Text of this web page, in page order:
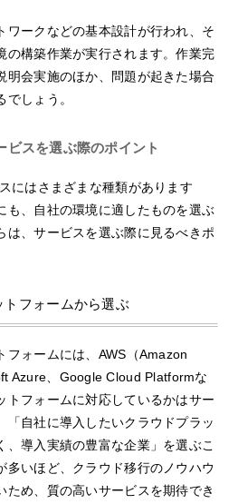
ワークなどの基本設計が行われ、そ
の構築作業が実行されます。作業完
明会実施のほか、問題が起きた場合
しょう。
ビスを選ぶ際のポイント
にはさまざまな種類があります
も、自社の環境に適したものを選ぶ
は、サービスを選ぶ際に見るべきポ
フォームから選ぶ
フォームには、AWS（Amazon
Azure、Google Cloud Platformな
トフォームに対応しているかはサー
「自社に導入したいクラウドプラッ
、導入実績の豊富な企業」を選ぶこ
多いほど、クラウド移行のノウハウ
ため、質の高いサービスを期待でき